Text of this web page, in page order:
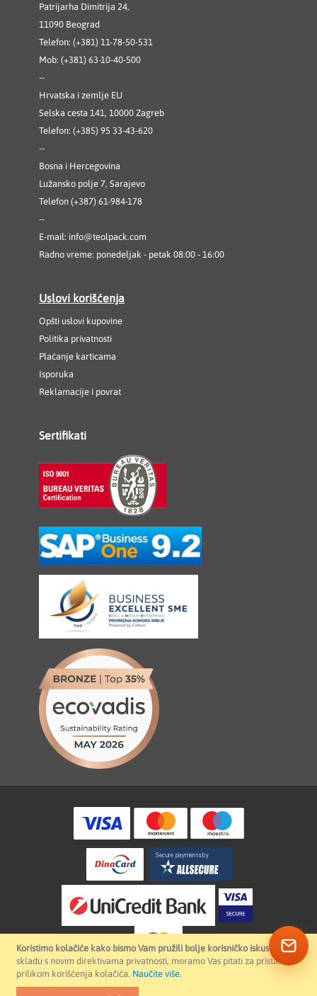
Koristimo kolačiće kako bismo Vam pružili bolje korisničko iskustvo. U
skladu s novim direktivama privatnosti, moramo Vas pitati za pristanak
prilikom korišćenja kolačića. Naučite više.
Patrijarha Dimitrija 24,
11090 Beograd
Telefon: (+381) 11-78-50-531
Mob: (+381) 63-10-40-500
--
Hrvatska i zemlje EU
Selska cesta 141, 10000 Zagreb
Telefon: (+385) 95 33-43-620
--
Bosna i Hercegovina
Lužansko polje 7, Sarajevo
Telefon (+387) 61-984-178
--
E-mail: info@teolpack.com
Radno vreme: ponedeljak - petak 08:00 - 16:00
Uslovi korišćenja
Opšti uslovi kupovine
Politika privatnosti
Plaćanje karticama
Isporuka
Reklamacije i povrat
Sertifikati